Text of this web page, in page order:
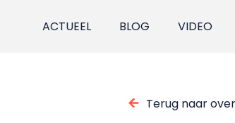
ACTUEEL BLOG VIDEO
Terug naar